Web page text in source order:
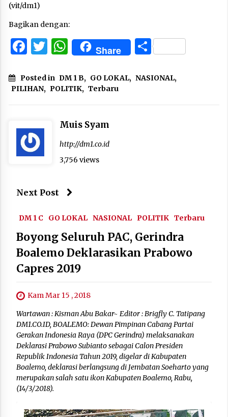
(vit/dm1)
Bagikan dengan:
Facebook
Twitter
WhatsApp
Share Share
Posted in DM 1 B, GO LOKAL, NASIONAL,
PILIHAN, POLITIK, Terbaru
Muis Syam
http://dm1.co.id
3,756 views
Next Post
DM 1 C GO LOKAL NASIONAL POLITIK Terbaru
Boyong Seluruh PAC, Gerindra
Boalemo Deklarasikan Prabowo
Capres 2019
Kam Mar 15 , 2018
Wartawan : Kisman Abu Bakar~ Editor : Brigfly C. Tatipang
DM1.CO.ID, BOALEMO: Dewan Pimpinan Cabang Partai
Gerakan Indonesia Raya (DPC Gerindra) melaksanakan
Deklarasi Prabowo Subianto sebagai Calon Presiden
Republik Indonesia Tahun 2019, digelar di Kabupaten
Boalemo, deklarasi berlangsung di Jembatan Soeharto yang
merupakan salah satu ikon Kabupaten Boalemo, Rabu,
(14/3/2018).